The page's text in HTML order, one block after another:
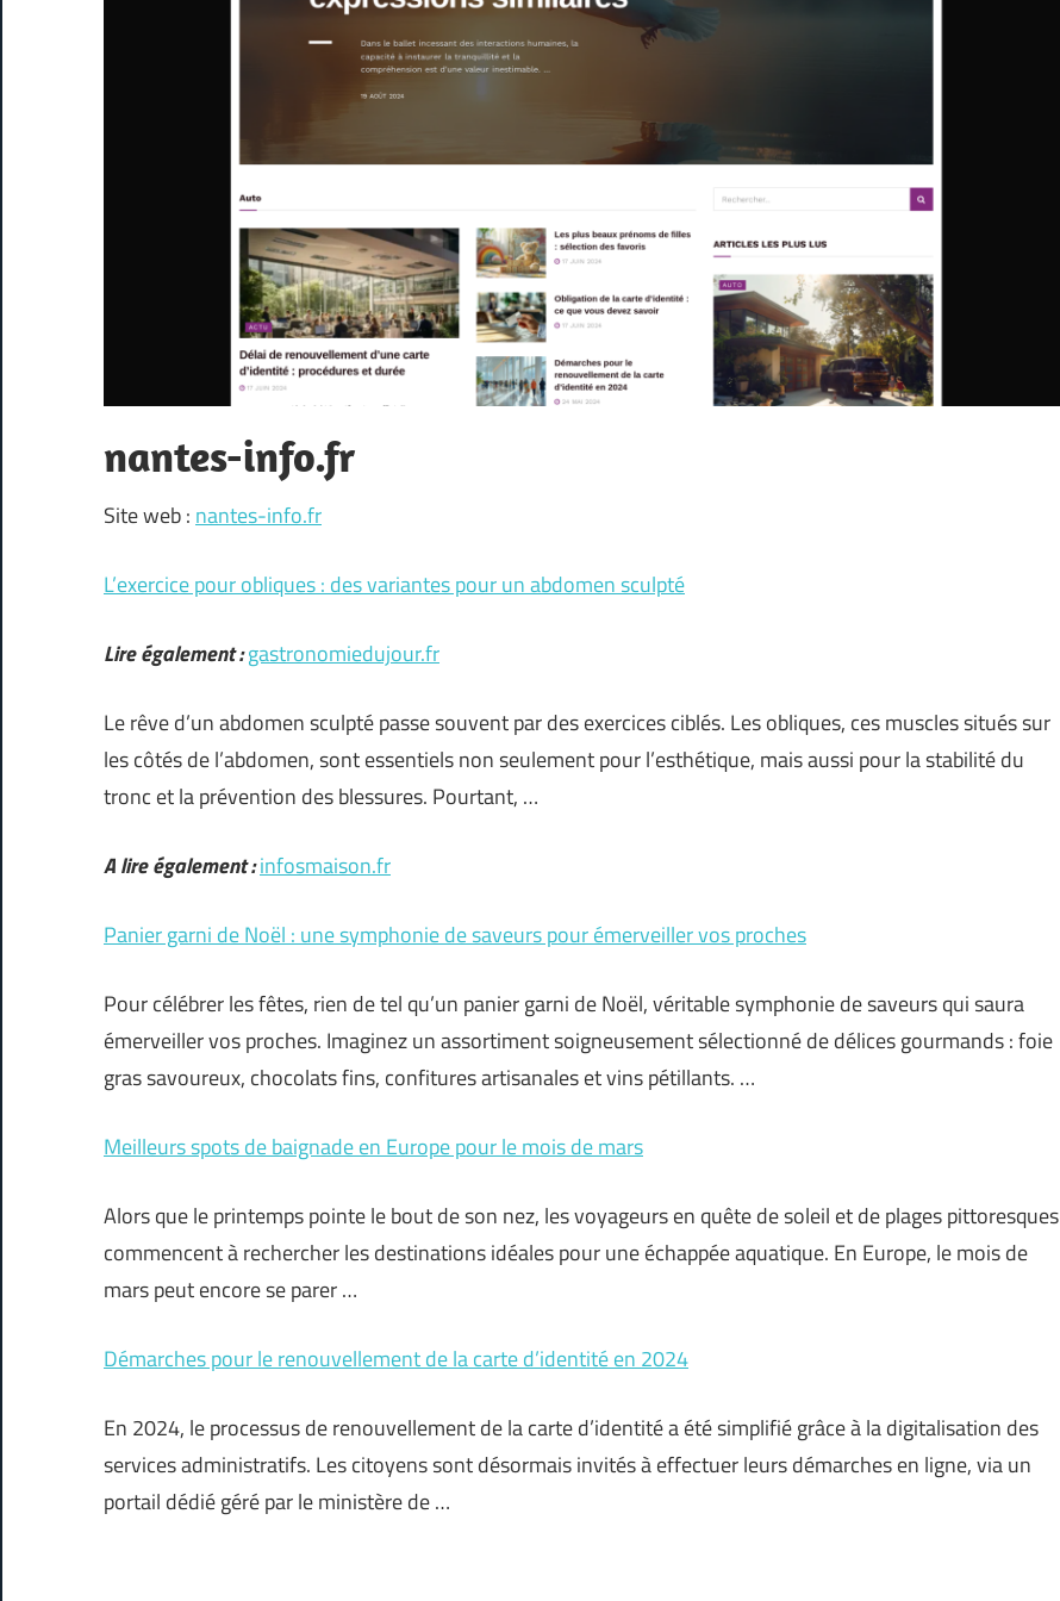
nantes-info.fr
Site web : nantes-info.fr
L’exercice pour obliques : des variantes pour un abdomen sculpté
Lire également :gastronomiedujour.fr
Le rêve d’un abdomen sculpté passe souvent par des exercices ciblés. Les obliques, ces muscles situés sur
les côtés de l’abdomen, sont essentiels non seulement pour l’esthétique, mais aussi pour la stabilité du
tronc et la prévention des blessures. Pourtant, …
A lire également :infosmaison.fr
Panier garni de Noël : une symphonie de saveurs pour émerveiller vos proches
Pour célébrer les fêtes, rien de tel qu’un panier garni de Noël, véritable symphonie de saveurs qui saura
émerveiller vos proches. Imaginez un assortiment soigneusement sélectionné de délices gourmands : foie
gras savoureux, chocolats fins, confitures artisanales et vins pétillants. …
Meilleurs spots de baignade en Europe pour le mois de mars
Alors que le printemps pointe le bout de son nez, les voyageurs en quête de soleil et de plages pittoresques
commencent à rechercher les destinations idéales pour une échappée aquatique. En Europe, le mois de
mars peut encore se parer …
Démarches pour le renouvellement de la carte d’identité en 2024
En 2024, le processus de renouvellement de la carte d’identité a été simplifié grâce à la digitalisation des
services administratifs. Les citoyens sont désormais invités à effectuer leurs démarches en ligne, via un
portail dédié géré par le ministère de …